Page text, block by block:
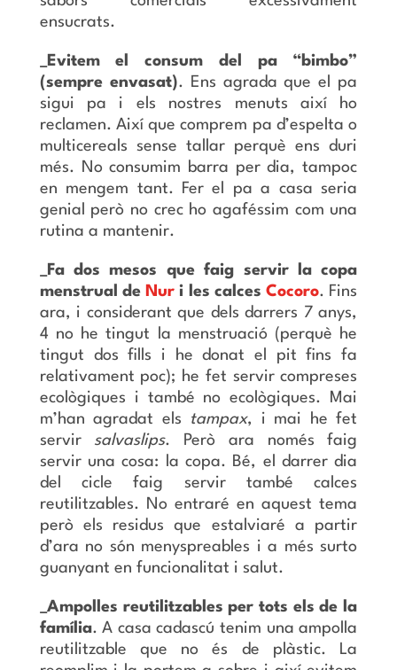
ensucrats.
_Evitem el consum del pa “bimbo”
(sempre envasat). Ens agrada que el pa
sigui pa i els nostres menuts així ho
reclamen. Així que comprem pa d’espelta o
multicereals sense tallar perquè ens duri
més. No consumim barra per dia, tampoc
en mengem tant. Fer el pa a casa seria
genial però no crec ho agaféssim com una
rutina a mantenir.
_Fa dos mesos que faig servir la copa
menstrual de Nur i les calces Cocoro. Fins
ara, i considerant que dels darrers 7 anys,
4 no he tingut la menstruació (perquè he
tingut dos fills i he donat el pit fins fa
relativament poc); he fet servir compreses
ecològiques i també no ecològiques. Mai
m’han agradat els tampax, i mai he fet
servir salvaslips. Però ara només faig
servir una cosa: la copa. Bé, el darrer dia
del cicle faig servir també calces
reutilitzables. No entraré en aquest tema
però els residus que estalviaré a partir
d’ara no són menyspreables i a més surto
guanyant en funcionalitat i salut.
_Ampolles reutilitzables per tots els de la
família. A casa cadascú tenim una ampolla
reutilitzable que no és de plàstic. La